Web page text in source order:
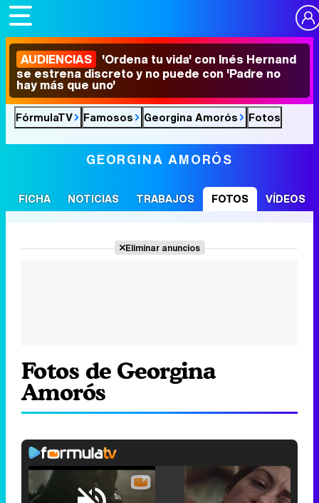
AUDIENCIAS 'Ordena tu vida' con Inés Hernand
se estrena discreto y no puede con 'Padre no
hay más que uno'
FórmulaTV Famosos Georgina Amorós Fotos
GEORGINA AMORÓS
FICHA NOTICIAS TRABAJOS FOTOS VÍDEOS
Eliminar anuncios
Fotos de Georgina
Amorós